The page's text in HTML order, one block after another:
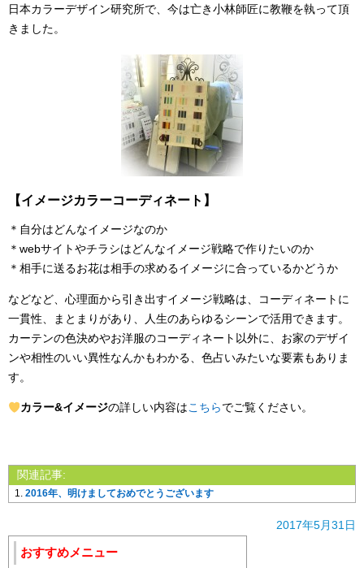
日本カラーデザイン研究所で、今は亡き小林師匠に教鞭を執って頂
きました。
【イメージカラーコーディネート】
＊自分はどんなイメージなのか
＊webサイトやチラシはどんなイメージ戦略で作りたいのか
＊相手に送るお花は相手の求めるイメージに合っているかどうか
などなど、心理面から引き出すイメージ戦略は、コーディネートに
一貫性、まとまりがあり、人生のあらゆるシーンで活用できます。
カーテンの色決めやお洋服のコーディネート以外に、お家のデザイ
ンや相性のいい異性なんかもわかる、色占いみたいな要素もありま
す。
カラー&イメージの詳しい内容はこちら でご覧ください。
関連記事:
2016年、明けましておめでとうございます
2017年5月31日
おすすめメニュー